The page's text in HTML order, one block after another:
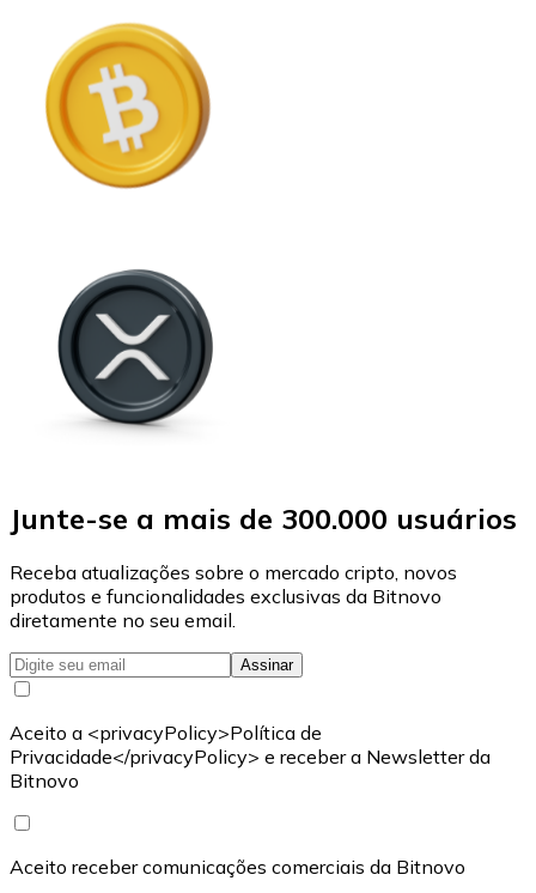
Junte-se a mais de 300.000 usuários
Receba atualizações sobre o mercado cripto, novos
produtos e funcionalidades exclusivas da Bitnovo
diretamente no seu email.
Assinar
Aceito a <privacyPolicy>Política de
Privacidade</privacyPolicy> e receber a Newsletter da
Bitnovo
Aceito receber comunicações comerciais da Bitnovo